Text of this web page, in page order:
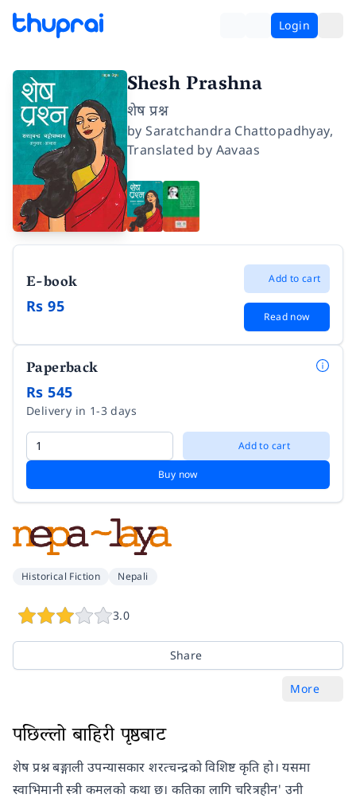
Login
Shesh Prashna
शेष प्रश्न
bySaratchandra Chattopadhyay,
Translated by Aavaas
E-book
Rs 95
Add to cart
Read now
Paperback
Rs 545
Delivery in 1-3 days
Add to cart
Buy now
Historical Fiction Nepali
3.0
Share
More
पछिल्लो बाहिरी पृष्ठबाट
शेष प्रश्न बङ्गाली उपन्यासकार शरत्चन्द्रको विशिष्ट कृति हो। यसमा
स्वाभिमानी स्त्री कमलको कथा छ। कतिका लागि चरित्रहीन' उनी